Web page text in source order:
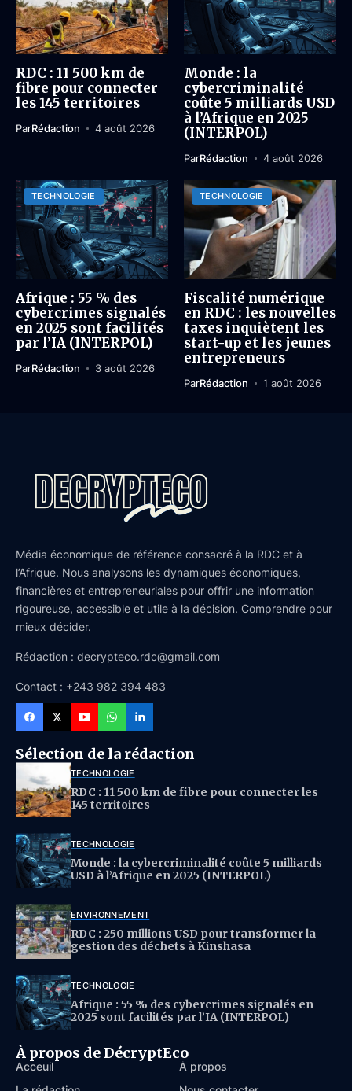
RDC : 11 500 km de
fibre pour connecter
les 145 territoires
ParRédaction 4 août 2026
Monde : la
cybercriminalité
coûte 5 milliards USD
à l’Afrique en 2025
(INTERPOL)
ParRédaction 4 août 2026
TECHNOLOGIE
Afrique : 55 % des
cybercrimes signalés
en 2025 sont facilités
par l’IA (INTERPOL)
ParRédaction 3 août 2026
TECHNOLOGIE
Fiscalité numérique
en RDC : les nouvelles
taxes inquiètent les
start-up et les jeunes
entrepreneurs
ParRédaction 1 août 2026
Média économique de référence consacré à la RDC et à
l’Afrique. Nous analysons les dynamiques économiques,
financières et entrepreneuriales pour offrir une information
rigoureuse, accessible et utile à la décision. Comprendre pour
mieux décider.
Rédaction : decrypteco.rdc@gmail.com
Contact : +243 982 394 483
Sélection de la rédaction
TECHNOLOGIE
RDC : 11 500 km de fibre pour connecter les
145 territoires
TECHNOLOGIE
Monde : la cybercriminalité coûte 5 milliards
USD à l’Afrique en 2025 (INTERPOL)
ENVIRONNEMENT
RDC : 250 millions USD pour transformer la
gestion des déchets à Kinshasa
TECHNOLOGIE
Afrique : 55 % des cybercrimes signalés en
2025 sont facilités par l’IA (INTERPOL)
À propos de DécryptEco
Acceuil
À propos